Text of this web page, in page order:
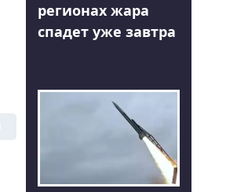
регионах жара
спадет уже завтра